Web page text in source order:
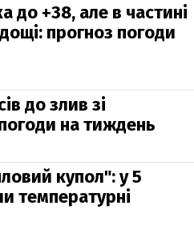
до +38, але в частині
прогноз погоди
до злив зі
на тиждень
купол": у 5
температурні